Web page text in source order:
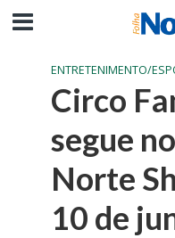
ENTRETENIMENTO/
Circo
segue
Norte
10 de